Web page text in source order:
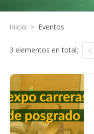
Inicio > Eventos
3 elementos en total: